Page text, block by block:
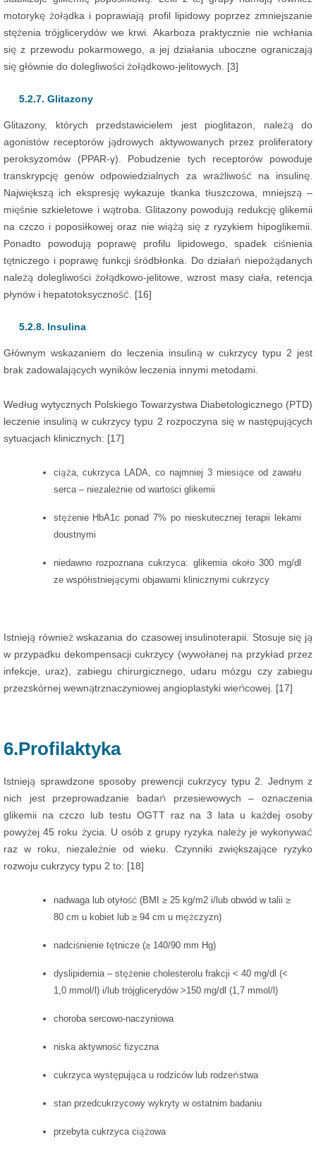
motorykę żołądka i poprawiają profil lipidowy poprzez zmniejszanie
stężenia trójglicerydów we krwi. Akarboza praktycznie nie wchłania
się z przewodu pokarmowego, a jej działania uboczne ograniczają
się głównie do dolegliwości żołądkowo-jelitowych. [3]
5.2.7. Glitazony
Glitazony, których przedstawicielem jest pioglitazon, należą do
agonistów receptorów jądrowych aktywowanych przez proliferatory
peroksyzomów (PPAR-γ). Pobudzenie tych receptorów powoduje
transkrypcję genów odpowiedzialnych za wrażliwość na insulinę.
Największą ich ekspresję wykazuje tkanka tłuszczowa, mniejszą –
mięśnie szkieletowe i wątroba. Glitazony powodują redukcję glikemii
na czczo i poposiłkowej oraz nie wiążą się z ryzykiem hipoglikemii.
Ponadto powodują poprawę profilu lipidowego, spadek ciśnienia
tętniczego i poprawę funkcji śródbłonka. Do działań niepożądanych
należą dolegliwości żołądkowo-jelitowe, wzrost masy ciała, retencja
płynów i hepatotoksyczność. [16]
5.2.8. Insulina
Głównym wskazaniem do leczenia insuliną w cukrzycy typu 2 jest
brak zadowalających wyników leczenia innymi metodami.
Według wytycznych Polskiego Towarzystwa Diabetologicznego (PTD)
leczenie insuliną w cukrzycy typu 2 rozpoczyna się w następujących
sytuacjach klinicznych: [17]
ciąża, cukrzyca LADA, co najmniej 3 miesiące od zawału
serca – niezależnie od wartości glikemii
stężenie HbA1c ponad 7% po nieskutecznej terapii lekami
doustnymi
niedawno rozpoznana cukrzyca: glikemia około 300 mg/dl
ze współistniejącymi objawami klinicznymi cukrzycy
Istnieją również wskazania do czasowej insulinoterapii. Stosuje się ją
w przypadku dekompensacji cukrzycy (wywołanej na przykład przez
infekcje, uraz), zabiegu chirurgicznego, udaru mózgu czy zabiegu
przezskórnej wewnątrznaczyniowej angioplastyki wieńcowej. [17]
6.Profilaktyka
Istnieją sprawdzone sposoby prewencji cukrzycy typu 2. Jednym z
nich jest przeprowadzanie badań przesiewowych – oznaczenia
glikemii na czczo lub testu OGTT raz na 3 lata u każdej osoby
powyżej 45 roku życia. U osób z grupy ryzyka należy je wykonywać
raz w roku, niezależnie od wieku. Czynniki zwiększające ryzyko
rozwoju cukrzycy typu 2 to: [18]
nadwaga lub otyłość (BMI ≥ 25 kg/m2 i/lub obwód w talii ≥
80 cm u kobiet lub ≥ 94 cm u mężczyzn)
nadciśnienie tętnicze (≥ 140/90 mm Hg)
dyslipidemia – stężenie cholesterolu frakcji < 40 mg/dl (<
1,0 mmol/l) i/lub trójglicerydów >150 mg/dl (1,7 mmol/l)
choroba sercowo-naczyniowa
niska aktywność fizyczna
cukrzyca występująca u rodziców lub rodzeństwa
stan przedcukrzycowy wykryty w ostatnim badaniu
przebyta cukrzyca ciążowa